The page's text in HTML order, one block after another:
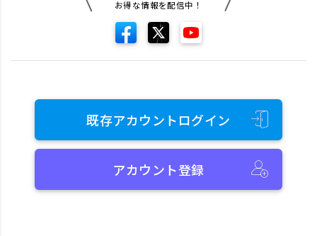
お得な情報を配信中！
既存アカウントログイン
アカウント登録